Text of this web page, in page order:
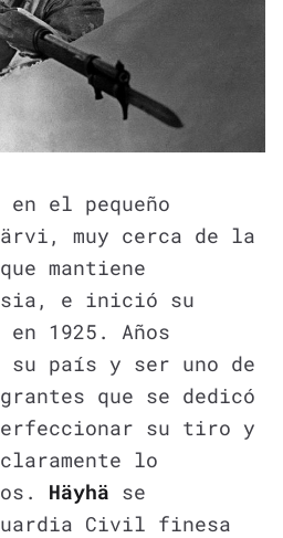
en el pequeño
muy cerca de la
mantiene
e inició su
1925. Años
su país y ser uno de
que se dedicó
su tiro y
lo
Häyhä se
Civil finesa